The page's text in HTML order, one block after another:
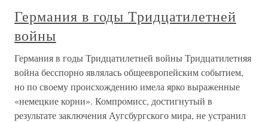
Германия в годы Тридцатилетней
войны
Германия в годы Тридцатилетней войны Тридцатилетняя
война бесспорно являлась общеевропейским событием,
но по своему происхождению имела ярко выраженные
«немецкие корни». Компромисс, достигнутый в
результате заключения Аугсбургского мира, не устранил